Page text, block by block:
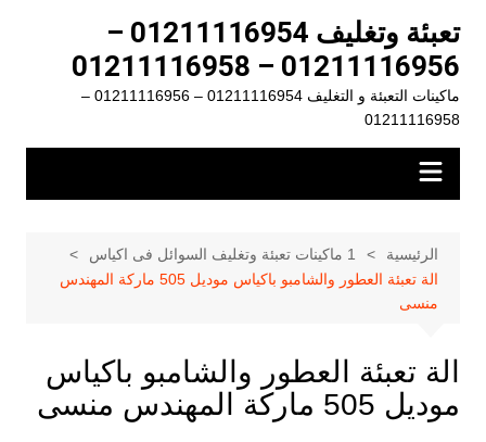
المحتوى
تعبئة وتغليف 01211116954 –
01211116956 – 01211116958
ماكينات التعبئة و التغليف 01211116954 – 01211116956 –
01211116958
الرئيسية
1 ماكينات تعبئة وتغليف السوائل فى اكياس
الة تعبئة العطور والشامبو باكياس موديل 505 ماركة المهندس
منسى
الة تعبئة العطور والشامبو باكياس
موديل 505 ماركة المهندس منسى